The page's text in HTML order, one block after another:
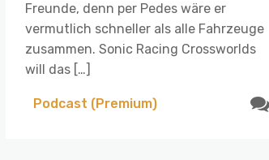
Freunde, denn per Pedes wäre er
vermutlich schneller als alle Fahrzeuge
zusammen. Sonic Racing Crossworlds
will das […]
Podcast (Premium)